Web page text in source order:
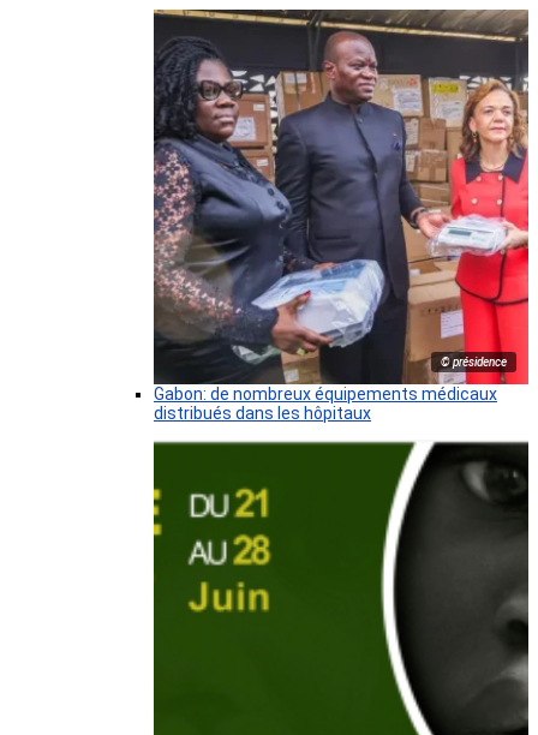
© présidence
Gabon: de nombreux équipements médicaux
distribués dans les hôpitaux